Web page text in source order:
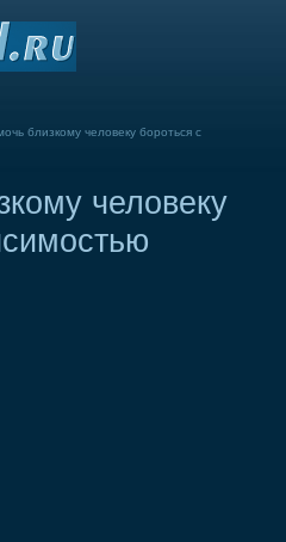
близкому человеку бороться с
человеку